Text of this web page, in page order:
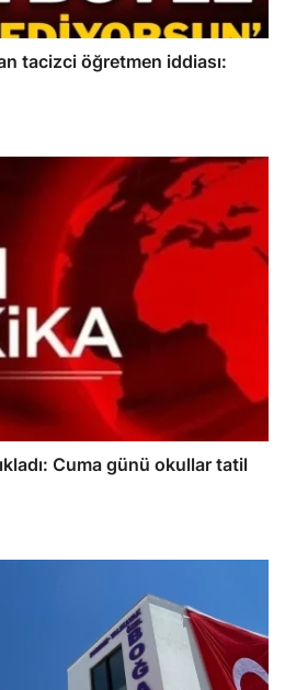
tacizci öğretmen iddiası:
Cuma günü okullar tatil